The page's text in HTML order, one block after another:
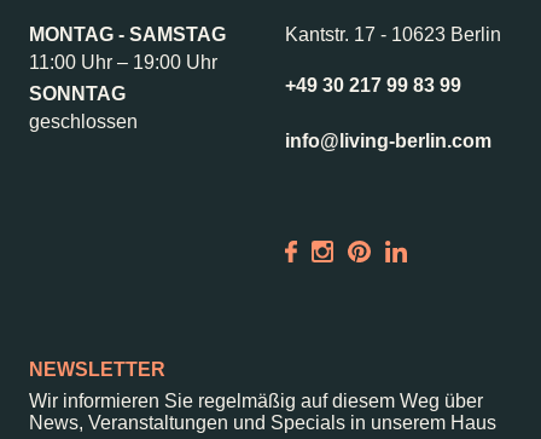
Kontakt
Jobs
Wedding Planner
Storeplan
Kantstr. 17
–
10623Berlin
MONTAG - SAMSTAG
11:00 Uhr – 19:00 Uhr
SONNTAG
geschlossen
Kantstr. 17 - 10623 Berlin
+49 30 217 99 83 99
info@living-berlin.com
NEWSLETTER
Wir informieren Sie regelmäßig auf diesem Weg über
News, Veranstaltungen und Specials in unserem Haus